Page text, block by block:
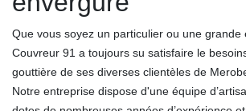
Que vous soyez un particulier ou une grande
Couvreur 91 a toujours su satisfaire le
gouttière de ses diverses clientèles de
Notre entreprise dispose d'une équipe